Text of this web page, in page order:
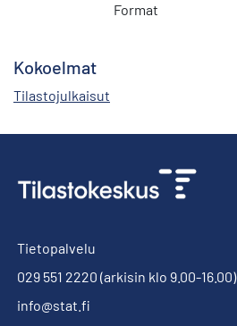
Format
Kokoelmat
Tilastojulkaisut
Tietopalvelu
029 551 2220 (arkisin klo 9.00-16.00)
info@stat.fi